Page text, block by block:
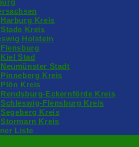
Harburg Kreis
Stade Kreis
Holstein
Flensburg
Kiel Stad
Neumünster Stadt
Pinneberg Kreis
Plön Kreis
Rendsburg-Eckernförde Kreis
Schleswig-Flensburg Kreis
Segeberg Kreis
Stormarn Kreis
Liste